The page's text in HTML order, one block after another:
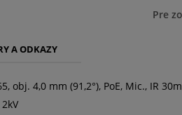
Pre
A ODKAZY
obj. 4,0 mm (91,2°), PoE, Mic., IR